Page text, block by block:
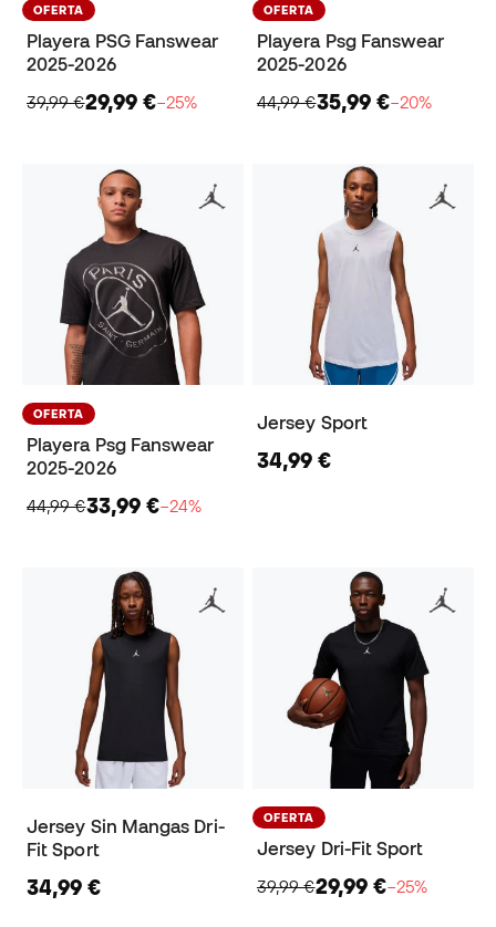
OFERTA
Playera PSG Fanswear
2025-2026
39,99 €29,99 €−25%
OFERTA
Playera Psg Fanswear
2025-2026
44,99 €35,99 €−20%
OFERTA
Playera Psg Fanswear
2025-2026
44,99 €33,99 €−24%
Jersey Sport
34,99 €
Jersey Sin Mangas Dri-
Fit Sport
34,99 €
OFERTA
Jersey Dri-Fit Sport
39,99 €29,99 €−25%